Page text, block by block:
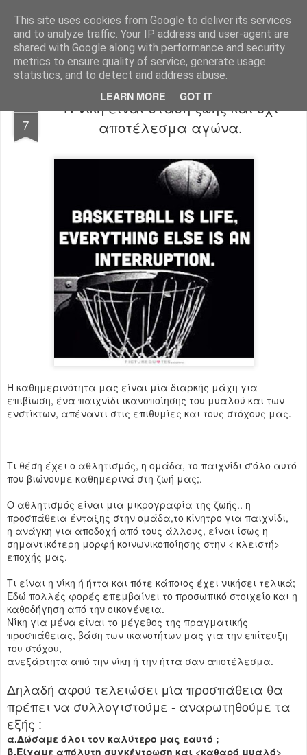
This site uses cookies from Google to deliver its services
and to analyze traffic. Your IP address and user-agent are
shared with Google along with performance and security
metrics to ensure quality of service, generate usage
statistics, and to detect and address abuse.
LEARN MORE GOT IT
All About Basketball Coaching Πάθος ,ομαδικότητα , μαχητικότητα , αντίληψη... με μια λέξη MΠΑΣΚΕΤ... .!!! Αγάπη μεγάλη που κρύβει πολλά μυστικά ...
7
Η νίκη είναι στάση ζωής και όχι
αποτέλεσμα αγώνα.
Η καθημερινότητα μας είναι μία διαρκής μάχη για
επιβίωση, ένα παιχνίδι ικανοποίησης του μυαλού και των
ενστίκτων, απέναντι στις επιθυμίες και τους στόχους μας.
Τι θέση έχει ο αθλητισμός, η ομάδα, το παιχνίδι σ'όλο αυτό
που βιώνουμε καθημερινά στη ζωή μας;.
Ο αθλητισμός είναι μια μικρογραφία της ζωής.. η
προσπάθεια ένταξης στην ομάδα,το κίνητρο για παιχνίδι,
η ανάγκη για αποδοχή από τους άλλους, είναι ίσως η
σημαντικότερη μορφή κοινωνικοποίησης στην < κλειστή>
εποχής μας.
Τι είναι η νίκη ή ήττα και πότε κάποιος έχει νικήσει τελικά;
Εδώ πολλές φορές επεμβαίνει το προσωπικό στοιχείο και η
καθοδήγηση από την οικογένεια.
Νίκη για μένα είναι το μέγεθος της πραγματικής
προσπάθειας, βάση των ικανοτήτων μας για την επίτευξη
του στόχου,
ανεξάρτητα από την νίκη ή την ήττα σαν αποτέλεσμα.
Δηλαδή αφού τελειώσει μία προσπάθεια θα
πρέπει να συλλογιστούμε - αναρωτηθούμε τα
εξής :
α.Δώσαμε όλοι τον καλύτερο μας εαυτό ;
β.Είχαμε απόλυτη συγκέντρωση και <καθαρό μυαλό>